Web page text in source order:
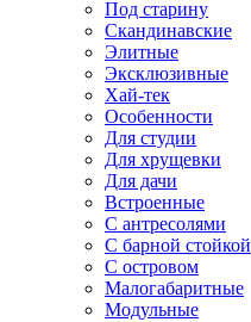
Под старину
Скандинавские
Элитные
Эксклюзивные
Хай-тек
Особенности
Для студии
Для хрущевки
Для дачи
Встроенные
С антресолями
С барной стойкой
С островом
Малогабаритные
Модульные